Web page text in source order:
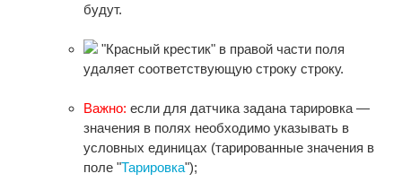
будут.
"Красный крестик" в правой части поля
удаляет соответствующую строку строку.
Важно: если для датчика задана тарировка —
значения в полях необходимо указывать в
условных единицах (тарированные значения в
поле "Тарировка");